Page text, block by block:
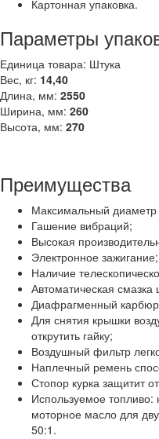
Картонная упаковка.
Параметры
Единица товара: Штука
Вес, кг: 14,40
Длина, мм: 2550
Ширина, мм: 260
Высота, мм: 270
Преимущества
Максимальный диаметр
Гашение вибраций;
Высокая
Электронное зажигание;
Наличие
Автоматическая
Диафрагменный
Для снятия крышки
открутить гайку;
Воздушный фильтр
Наплечный ремень
Стопор курка защитит
Используемое
моторное масло для
50:1.